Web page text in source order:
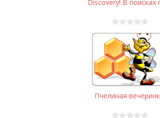
Discovery! В поисках
Пчелиная